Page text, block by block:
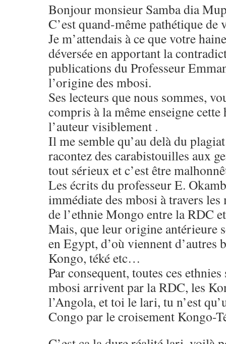
Bonjour monsieur Samba dia
C’est quand-même pathétique
Je m’attendais à ce que votre
déversée en apportant la
publications du Professeur
l’origine des mbosi.
Ses lecteurs que nous sommes,
compris à la même enseigne
l’auteur visiblement .
Il me semble qu’au delà du
racontez des carabistouilles aux
tout sérieux et c’est être
Les écrits du professeur E.
immédiate des mbosi à travers
de l’ethnie Mongo entre la RDC
Mais, que leur origine antérieure
en Egypt, d’où viennent d’autres
Kongo, téké etc…
Par consequent, toutes ces
mbosi arrivent par la RDC, les
l’Angola, et toi le lari, tu n’est
Congo par le croisement Kongo-